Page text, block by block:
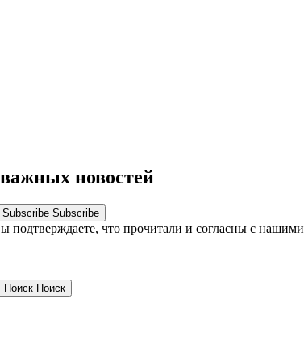
новостей
Subscribe Subscribe
подтверждаете, что прочитали и согласны с нашими
Поиск Поиск